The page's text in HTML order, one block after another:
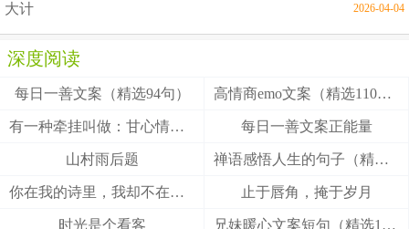
大计 2026-04-04
深度阅读
每日一善文案（精选94句） 高情商emo文案（精选110句）
有一种牵挂叫做：甘心情愿！ 每日一善文案正能量
山村雨后题 禅语感悟人生的句子（精选27句）
你在我的诗里，我却不在你的梦里 止于唇角，掩于岁月
时光是个看客 兄妹暖心文案短句（精选100句）